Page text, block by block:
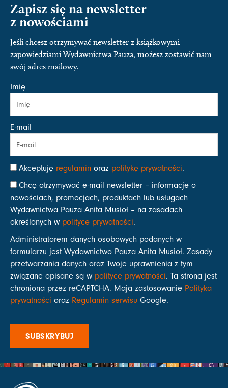
Zapisz się na newsletter
z nowościami
Jeśli chcesz otrzymywać newsletter z książkowymi
zapowiedziami Wydawnictwa Pauza, możesz zostawić nam
swój adres mailowy.
Imię
E-mail
Akceptuję regulamin oraz politykę prywatności.
Chcę otrzymywać e-mail newsletter – informacje o
nowościach, promocjach, produktach lub usługach
Wydawnictwa Pauza Anita Musioł – na zasadach
określonych w polityce prywatności.
Administratorem danych osobowych podanych w
formularzu jest Wydawnictwo Pauza Anita Musioł. Zasady
przetwarzania danych oraz Twoje uprawnienia z tym
związane opisane są w polityce prywatności. Ta strona jest
chroniona przez reCAPTCHA. Mają zastosowanie Polityka
prywatności oraz Regulamin serwisu Google.
SUBSKRYBUJ